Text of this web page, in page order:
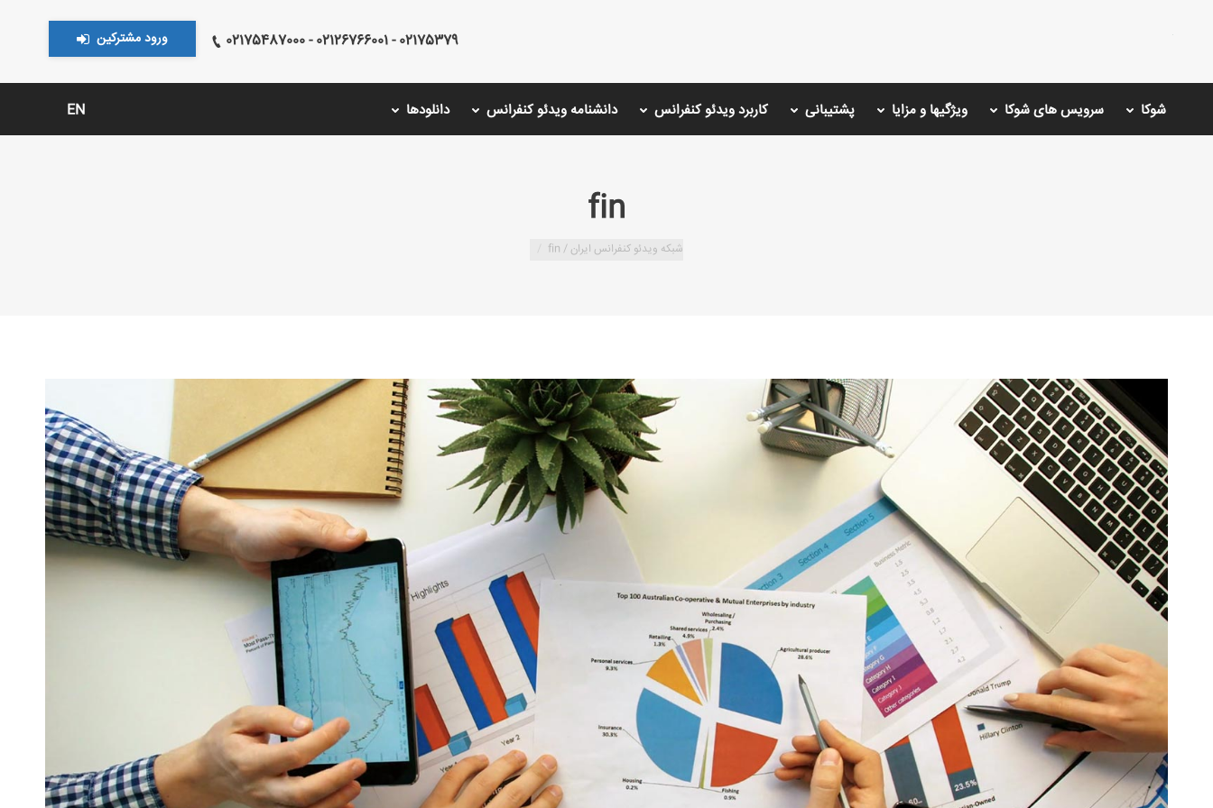
02175379 - 02126766001 - 02175487000 ورود مشترکین
شوکا سرویس های شوکا ویژگیها و مزایا پشتیبانی کاربرد ویدئو کنفرانس دانشنامه ویدئو کنفرانس دانلودها EN
fin
شبکه ویدئو کنفرانس ایران / fin